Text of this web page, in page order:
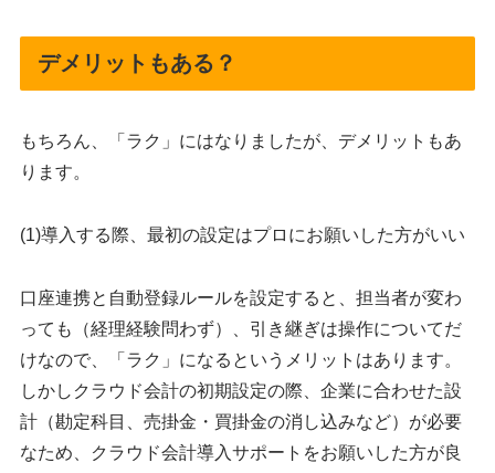
デメリットもある？
もちろん、「ラク」にはなりましたが、デメリットもあ
ります。
(1)導入する際、最初の設定はプロにお願いした方がいい
口座連携と自動登録ルールを設定すると、担当者が変わ
っても（経理経験問わず）、引き継ぎは操作についてだ
けなので、「ラク」になるというメリットはあります。
しかしクラウド会計の初期設定の際、企業に合わせた設
計（勘定科目、売掛金・買掛金の消し込みなど）が必要
なため、クラウド会計導入サポートをお願いした方が良